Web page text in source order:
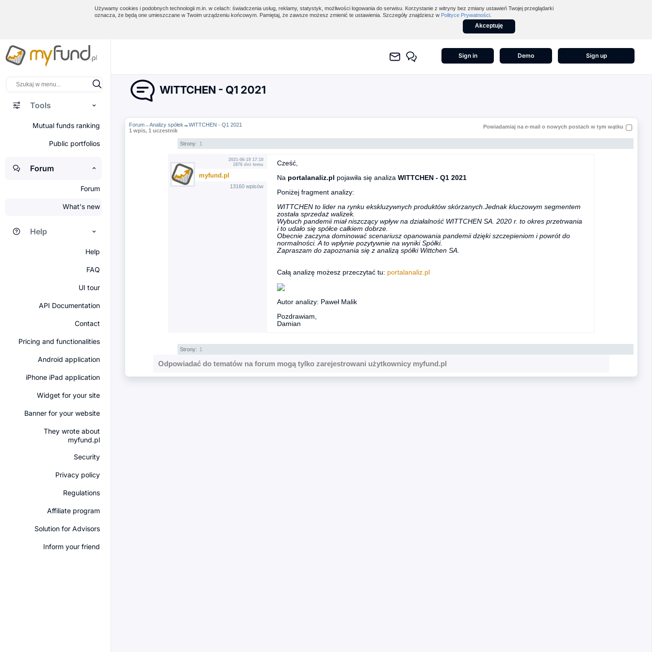
Używamy cookies i podobnych technologii m.in. w celach: świadczenia usług, reklamy, statystyk, możliwości logowania do serwisu. Korzystanie z witryny bez zmiany ustawień Twojej przeglądarki
oznacza, że będą one umieszczane w Twoim urządzeniu końcowym. Pamiętaj, że zawsze możesz zmienić te ustawienia. Szczegóły znajdziesz w Polityce Prywatności
Akceptuję
Tools
Mutual funds ranking
Public portfolios
Forum
Forum
What's new
Help
Help
FAQ
UI tour
API Documentation
Contact
Pricing and functionalities
Android application
iPhone iPad application
Widget for your site
Banner for your website
They wrote about
myfund.pl
Security
Privacy policy
Regulations
Affiliate program
Solution for Advisors
Inform your friend
Sign in Demo Sign up
WITTCHEN - Q1 2021
Forum→Analizy spółek →WITTCHEN - Q1 2021
1 wpis, 1 uczestnik
Powiadamiaj na e-mail o nowych postach w tym wątku
Strony: 1
2021-06-19 17:10
1876 dni temu
myfund.pl
13160 wpisów
Cześć,
Na portalanaliz.pl pojawiła się analiza WITTCHEN - Q1 2021
Poniżej fragment analizy:
WITTCHEN to lider na rynku ekskluzywnych produktów skórzanych.Jednak kluczowym segmentem
została sprzedaż walizek.
Wybuch pandemii miał niszczący wpływ na działalność WITTCHEN SA. 2020 r. to okres przetrwania
i to udało się spółce całkiem dobrze.
Obecnie zaczyna dominować scenariusz opanowania pandemii dzięki szczepieniom i powrót do
normalności. A to wpłynie pozytywnie na wyniki Spółki.
Zapraszam do zapoznania się z analizą spółki Wittchen SA.
Całą analizę możesz przeczytać tu: portalanaliz.pl
Autor analizy: Paweł Malik
Pozdrawiam,
Damian
Strony: 1
Odpowiadać do tematów na forum mogą tylko zarejestrowani użytkownicy myfund.pl